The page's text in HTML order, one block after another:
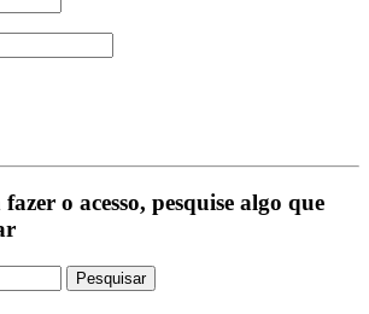
o acesso, pesquise algo que